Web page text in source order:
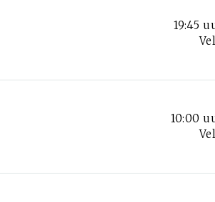
19:45
10:00